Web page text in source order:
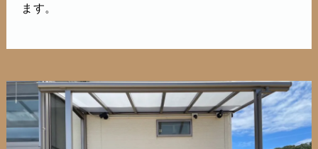
ます。